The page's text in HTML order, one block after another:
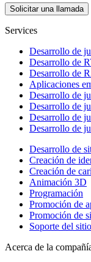
Solicitar una llamada
Services
Desarrollo de
Desarrollo de
Desarrollo de
Aplicaciones
Desarrollo de
Desarrollo de
Desarrollo de
Desarrollo de
Desarrollo de
Creación de
Creación de
Animación 3D
Programación
Promoción de
Promoción de
Soporte del sitio
Acerca de la